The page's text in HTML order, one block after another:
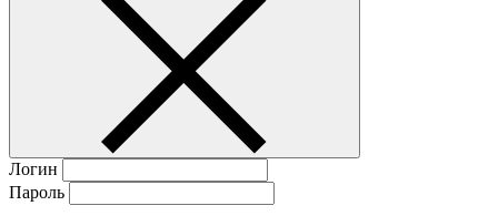
Логин
Пароль